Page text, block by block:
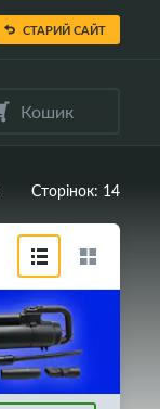
СТАРИЙ САЙТ
Кошик
Сторінок: 14